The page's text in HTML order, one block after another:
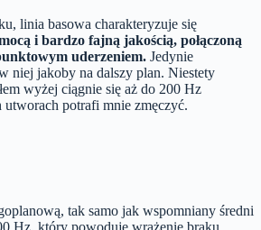
linia basowa charakteryzuje się
i bardzo fajną jakością, połączoną
uderzeniem. Jedynie
niej jakoby na dalszy plan. Niestety
wyżej ciągnie się aż do 200 Hz
potrafi mnie zmęczyć.
tak samo jak wspomniany średni
Hz, który powoduje wrażenie braku